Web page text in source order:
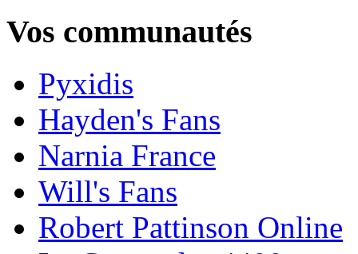
Vos communautés
Pyxidis
Hayden's Fans
Narnia France
Will's Fans
Robert Pattinson Online